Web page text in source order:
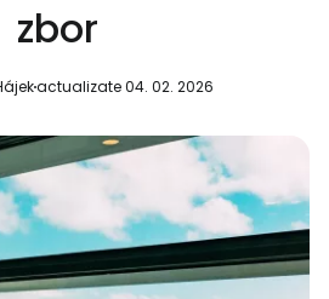
zbor
actualizate 04. 02. 2026
cu Facebook
cu e-mailul